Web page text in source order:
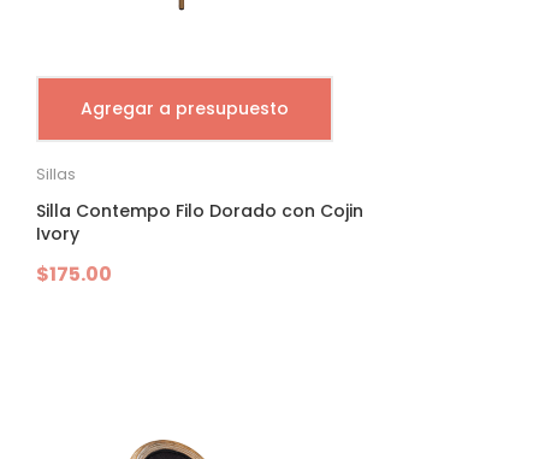
Agregar a presupuesto
Sillas
Silla Contempo Filo Dorado con Cojin
Ivory
$175.00